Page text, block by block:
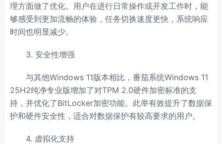
理方面做了优化。用户在进行日常操作或开发工作时，能
够感受到更加流畅的体验，任务切换速度更快，系统响应
时间也明显减少。
3. 安全性增强
与其他Windows 11版本相比，番茄系统Windows 11
25H2纯净专业版增加了对TPM 2.0硬件加密标准的支
持，并优化了BitLocker加密功能。此举有效提升了数据保
护和硬件安全性，适合对数据保护有较高要求的用户。
4. 虚拟化支持